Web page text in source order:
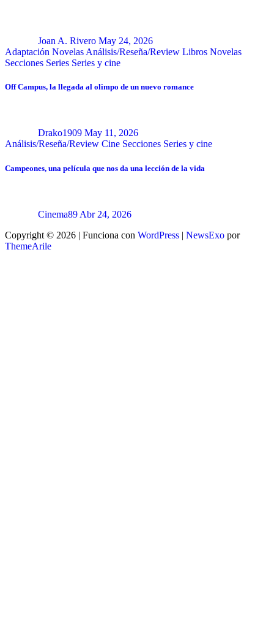
Joan A. Rivero May 24, 2026
Adaptación Novelas Análisis/Reseña/Review Libros Novelas
Secciones Series Series y cine
Off Campus, la llegada al olimpo de un nuevo romance
Drako1909 May 11, 2026
Análisis/Reseña/Review Cine Secciones Series y cine
Campeones, una película que nos da una lección de la vida
Cinema89 Abr 24, 2026
Copyright © 2026 | Funciona con WordPress | NewsExo por
ThemeArile